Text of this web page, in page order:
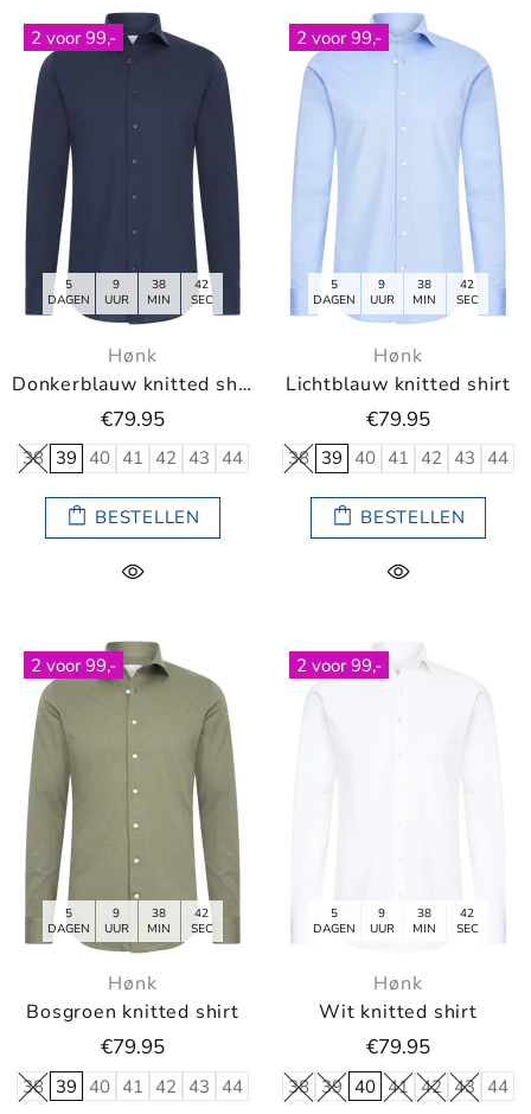
2 voor 99,-
5
DAGEN
9
UUR
38
MIN
40
SEC
Hønk
Donkerblauw knitted shirt
€79.95
38 39 40 41 42 43 44
BESTELLEN
2 voor 99,-
5
DAGEN
9
UUR
38
MIN
40
SEC
Hønk
Lichtblauw knitted shirt
€79.95
38 39 40 41 42 43 44
BESTELLEN
2 voor 99,-
5
DAGEN
9
UUR
38
MIN
40
SEC
Hønk
Bosgroen knitted shirt
€79.95
38 39 40 41 42 43 44
2 voor 99,-
5
DAGEN
9
UUR
38
MIN
40
SEC
Hønk
Wit knitted shirt
€79.95
38 39 40 41 42 43 44